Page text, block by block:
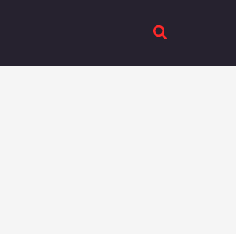
Rechercher